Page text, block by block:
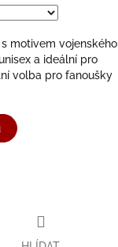
motivem vojenského
a ideální pro
volba pro fanoušky